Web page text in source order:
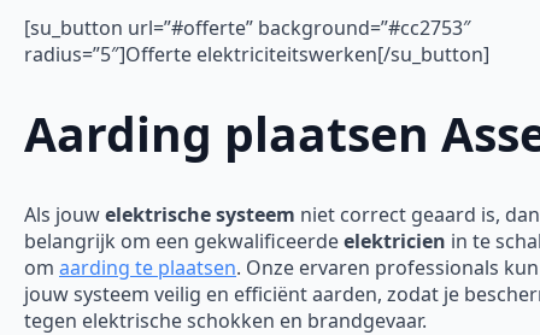
[su_button url=”#offerte” background=”#cc2753″
radius=”5″]Offerte elektriciteitswerken[/su_button]
Aarding plaatsen
Als jouwelektrische systeem niet correct geaard is,
belangrijk om een gekwalificeerdeelektricien in te
om aarding te plaatsen. Onze ervaren professionals
jouw systeem veilig en efficiënt aarden, zodat je
tegen elektrische schokken en brandgevaar.